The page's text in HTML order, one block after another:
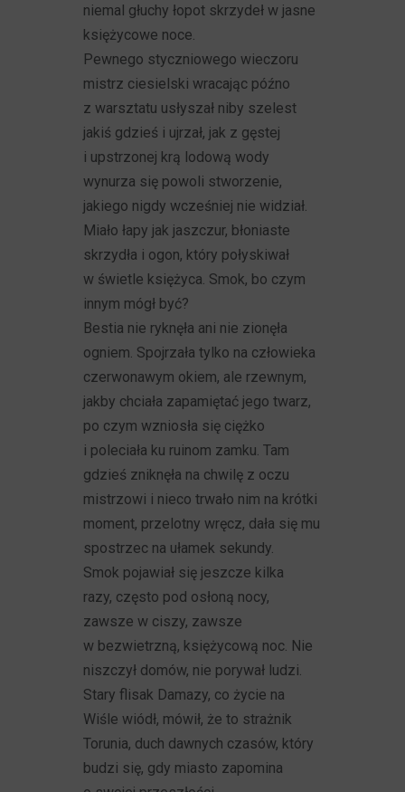
niemal głuchy łopot skrzydeł w jasne
księżycowe noce.
Pewnego styczniowego wieczoru
mistrz ciesielski wracając późno
z warsztatu usłyszał niby szelest
jakiś gdzieś i ujrzał, jak z gęstej
i upstrzonej krą lodową wody
wynurza się powoli stworzenie,
jakiego nigdy wcześniej nie widział.
Miało łapy jak jaszczur, błoniaste
skrzydła i ogon, który połyskiwał
w świetle księżyca. Smok, bo czym
innym mógł być?
Bestia nie ryknęła ani nie zionęła
ogniem. Spojrzała tylko na człowieka
czerwonawym okiem, ale rzewnym,
jakby chciała zapamiętać jego twarz,
po czym wzniosła się ciężko
i poleciała ku ruinom zamku. Tam
gdzieś zniknęła na chwilę z oczu
mistrzowi i nieco trwało nim na krótki
moment, przelotny wręcz, dała się mu
spostrzec na ułamek sekundy.
Smok pojawiał się jeszcze kilka
razy, często pod osłoną nocy,
zawsze w ciszy, zawsze
w bezwietrzną, księżycową noc. Nie
niszczył domów, nie porywał ludzi.
Stary flisak Damazy, co życie na
Wiśle wiódł, mówił, że to strażnik
Torunia, duch dawnych czasów, który
budzi się, gdy miasto zapomina